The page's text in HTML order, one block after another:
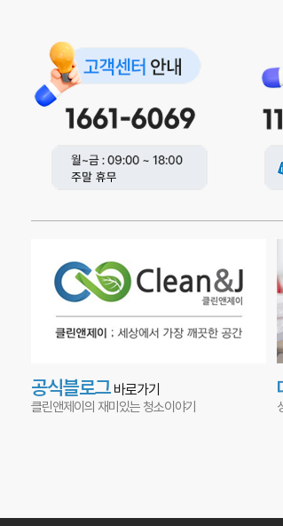
공식블로그 바로가기
클린앤제이의 재미있는 청소이야기